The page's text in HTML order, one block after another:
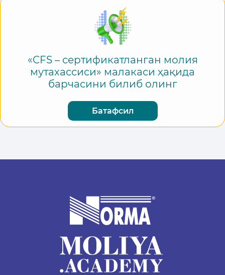
«CFS – сертификатланган молия
мутахассиси» малакаси ҳақида
барчасини билиб олинг
Батафсил